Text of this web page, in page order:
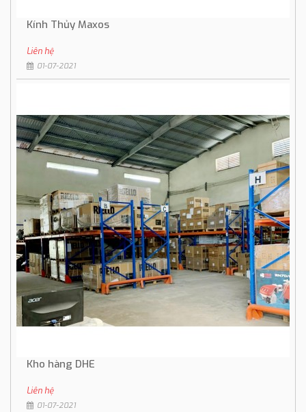
Kính Thủy Maxos
Liên hệ
01-07-2021
Kho hàng DHE
Liên hệ
01-07-2021